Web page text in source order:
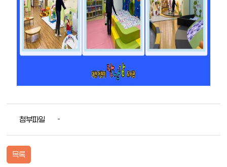
첨부파일 -
목록